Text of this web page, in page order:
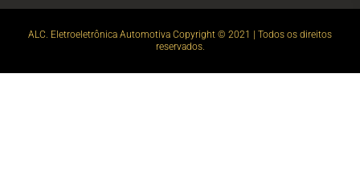
ALC. Eletroeletrônica Automotiva Copyright © 2021 | Todos os direitos
reservados.